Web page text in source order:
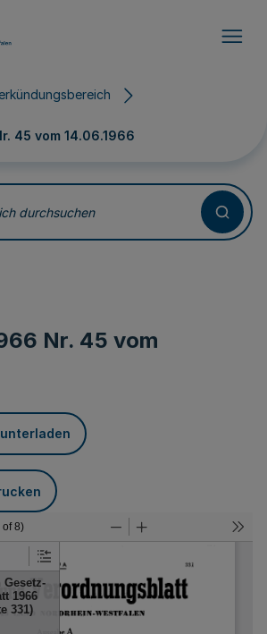
45 vom 14.06.1966
Nr. 45 vom